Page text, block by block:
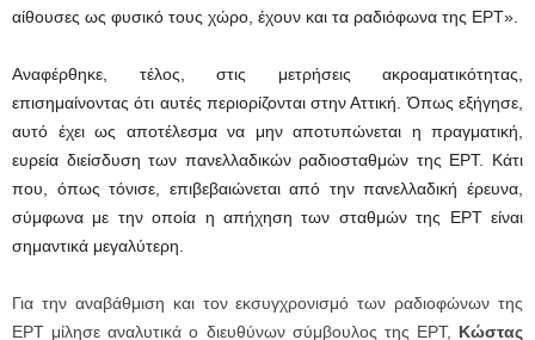
αίθουσες ως φυσικό τους χώρο, έχουν και τα ραδιόφωνα της ΕΡΤ».
Αναφέρθηκε, τέλος, στις μετρήσεις ακροαματικότητας,
επισημαίνοντας ότι αυτές περιορίζονται στην Αττική. Όπως εξήγησε,
αυτό έχει ως αποτέλεσμα να μην αποτυπώνεται η πραγματική,
ευρεία διείσδυση των πανελλαδικών ραδιοσταθμών της ΕΡΤ. Κάτι
που, όπως τόνισε, επιβεβαιώνεται από την πανελλαδική έρευνα,
σύμφωνα με την οποία η απήχηση των σταθμών της ΕΡΤ είναι
σημαντικά μεγαλύτερη.
Για την αναβάθμιση και τον εκσυγχρονισμό των ραδιοφώνων της
ΕΡΤ μίλησε αναλυτικά ο διευθύνων σύμβουλος της ΕΡΤ, Κώστας